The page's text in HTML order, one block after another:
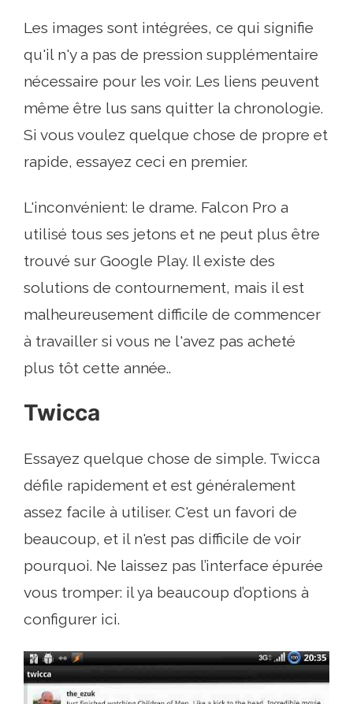
Les images sont intégrées, ce qui signifie
qu'il n'y a pas de pression supplémentaire
nécessaire pour les voir. Les liens peuvent
même être lus sans quitter la chronologie.
Si vous voulez quelque chose de propre et
rapide, essayez ceci en premier.
L'inconvénient: le drame. Falcon Pro a
utilisé tous ses jetons et ne peut plus être
trouvé sur Google Play. Il existe des
solutions de contournement, mais il est
malheureusement difficile de commencer
à travailler si vous ne l'avez pas acheté
plus tôt cette année..
Twicca
Essayez quelque chose de simple. Twicca
défile rapidement et est généralement
assez facile à utiliser. C'est un favori de
beaucoup, et il n'est pas difficile de voir
pourquoi. Ne laissez pas l’interface épurée
vous tromper: il ya beaucoup d’options à
configurer ici.